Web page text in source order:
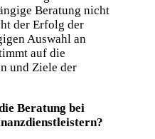
Beratung nicht
der Erfolg der
Auswahl an
auf die
und Ziele der
Beratung bei
zdienstleistern?